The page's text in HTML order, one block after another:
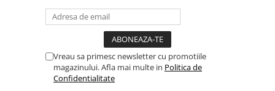
Camera copilului
Mese si scaune pentru copii
Vreau sa primesc newsletter cu promotiile
magazinului. Afla mai multe in Politica de
Confidentialitate